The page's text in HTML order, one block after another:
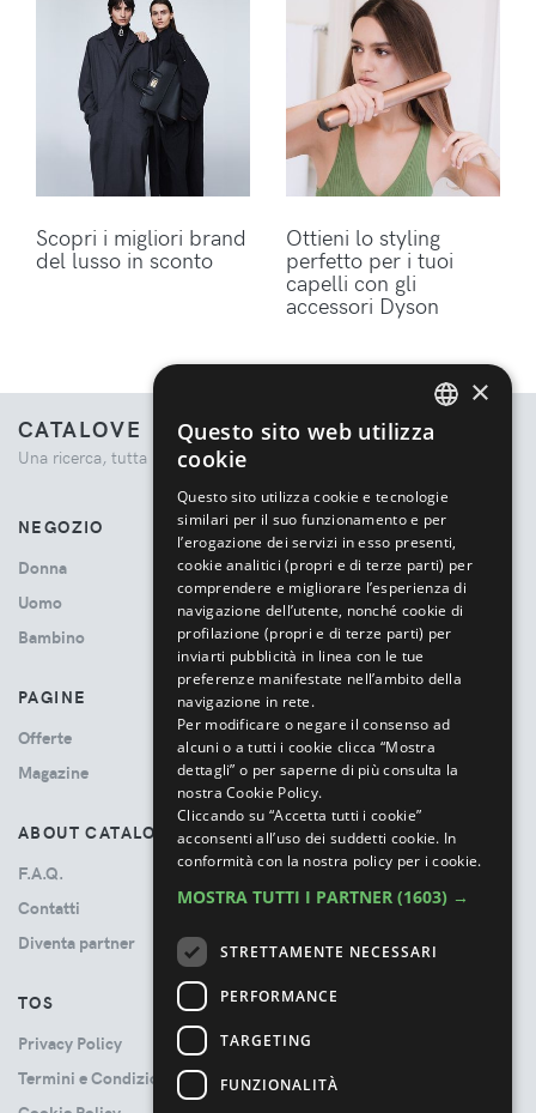
Scopri i migliori brand
del lusso in sconto
Ottieni lo styling
perfetto per i tuoi
capelli con gli
accessori Dyson
CATALOVE
Una ricerca, tutta la moda.
NEGOZIO
Donna
Uomo
Bambino
PAGINE
Offerte
Magazine
ABOUT CATALOVE
F.A.Q.
Contatti
Diventa partner
TOS
Privacy Policy
Termini e Condizioni
×
Questo sito web utilizza
cookie
Questo sito utilizza cookie e tecnologie
similari per il suo funzionamento e per
l’erogazione dei servizi in esso presenti,
cookie analitici (propri e di terze parti) per
comprendere e migliorare l’esperienza di
navigazione dell’utente, nonché cookie di
profilazione (propri e di terze parti) per
inviarti pubblicità in linea con le tue
preferenze manifestate nell’ambito della
navigazione in rete.
Per modificare o negare il consenso ad
alcuni o a tutti i cookie clicca “Mostra
dettagli” o per saperne di più consulta la
nostra Cookie Policy.
Cliccando su “Accetta tutti i cookie”
acconsenti all’uso dei suddetti cookie. In
conformità con la nostra policy per i cookie.
MOSTRA TUTTI I PARTNER (1603) →
STRETTAMENTE NECESSARI
PERFORMANCE
TARGETING
FUNZIONALITÀ